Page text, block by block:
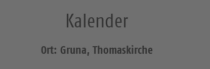
Kalender
Ort: Gruna, Thomaskirche